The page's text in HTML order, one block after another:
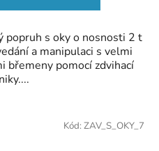
popruh s oky o nosnosti 2 t
a manipulaci s velmi
břemeny pomocí zdvihací
Kód: ZAV_S_OKY_7